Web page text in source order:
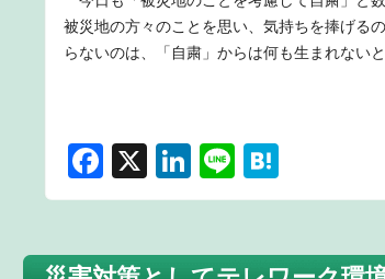
k
被災地の方々のことを思い、気持ちを捧げる
らないのは、「自粛」からは何も生まれない
F
a
e
X
Li
n
e
Li
n
at
n